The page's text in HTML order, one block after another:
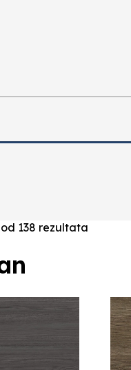
138 rezultata